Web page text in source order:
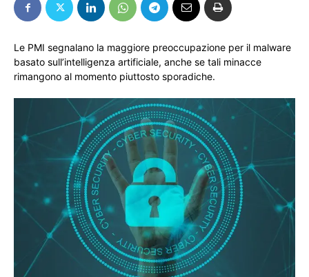
Le PMI segnalano la maggiore preoccupazione per il malware
basato sull’intelligenza artificiale, anche se tali minacce
rimangono al momento piuttosto sporadiche.